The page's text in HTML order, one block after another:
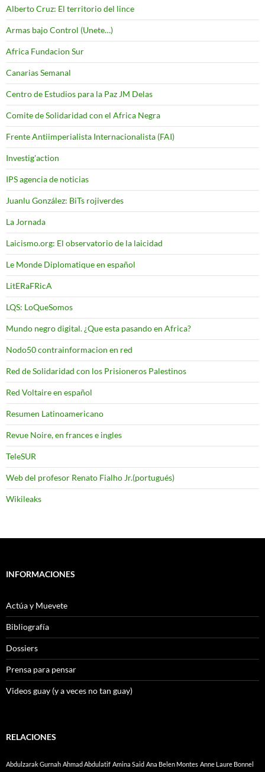
Alberto Cruz: El territorio del lince
Armas bajo Control (Unete…)
Africa Fundacion Sur
Canarias Semanal
Centro de Estudios para la Paz JM Delas
Comite de Solidaridad con el Africa Negra
Frente Antiimperialista Internacionalista (FAI)
Investig'action
IPS agencia de noticias
Juanlu González: BiTs rojiverdes
La Jornada
Laicismo.org: El observatorio de la laicidad
Le Monde Diplomatique en español
LitERaFRicA
LQS: LoQueSomos
Mundo negro digital. ¿Que esta pasando en Africa?
Nodo50 contrainformacion en red
Red de Solidaridad con los Prisioneros Palestinos
Red Voltaire en español
Resumen Latinoamericano
Revue Noire, en frances e ingles
TeleSUR
Web del profesor Renato Fialho Jr.(portugués)
Wikileaks
INFORMACIONES
Actúa y Muevete
Bibliografía
Dossiers
Prensa para pensar
Videos guay (y a veces no tan guay)
RELACIONES
Abdulzarak Gurnah Ahmad Abdulatif Amina Said Ana Belen Montes Anne Laure Bonnel